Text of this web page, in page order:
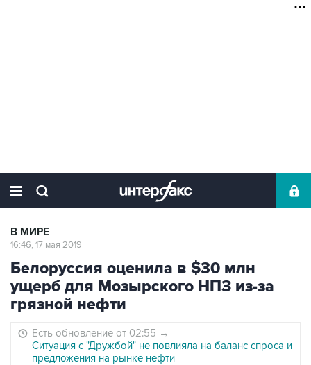
В МИРЕ
16:46, 17 мая 2019
Белоруссия оценила в $30 млн
ущерб для Мозырского НПЗ из-за
грязной нефти
Есть обновление от 02:55 →
Ситуация с "Дружбой" не повлияла на баланс спроса и
предложения на рынке нефти